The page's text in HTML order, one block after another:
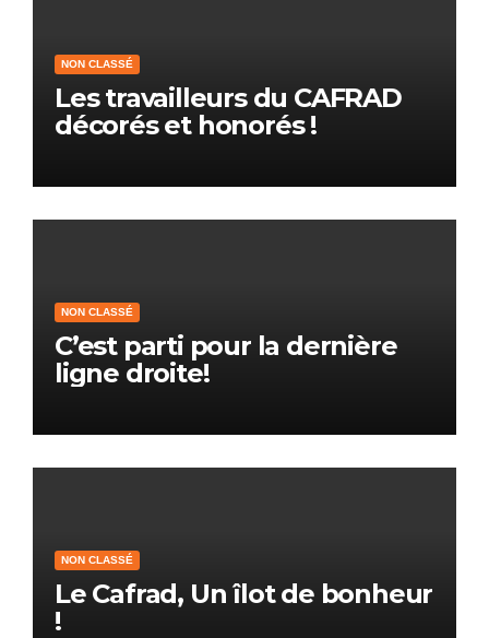
NON CLASSÉ
Les travailleurs du CAFRAD
décorés et honorés !
NON CLASSÉ
C’est parti pour la dernière
ligne droite!
NON CLASSÉ
Le Cafrad, Un îlot de bonheur
!